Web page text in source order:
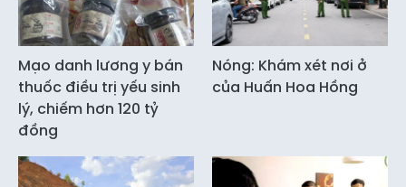
Mạo danh lương y bán
thuốc điều trị yếu sinh
lý, chiếm hơn 120 tỷ
đồng
Nóng: Khám xét nơi ở
của Huấn Hoa Hồng